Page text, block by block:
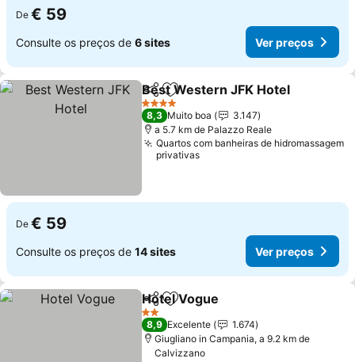
De € 59
Consulte os preços de 6 sites Ver preços
PartilharAdicionar aos favoritos
Best Western JFK Hotel
4 Estrelas
8,3 Muito boa
3.147
a 5.7 km de Palazzo Reale
Quartos com banheiras de hidromassagem
privativas
De € 59
Consulte os preços de 14 sites Ver preços
PartilharAdicionar aos favoritos
Hotel Vogue
2 Estrelas
8,9 Excelente
1.674
Giugliano in Campania, a 9.2 km de
Calvizzano